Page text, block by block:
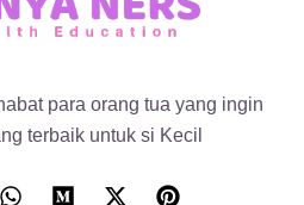
para orang tua yang ingin
terbaik untuk si Kecil